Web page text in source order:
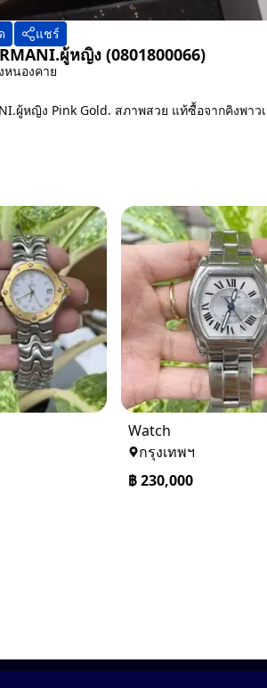
แชร์
ผู้หญิง​ (0801800066)
หนองคาย
ผู้หญิง​ Pink Gold. สภาพสวย​ แท้ซื้อจากคิงพาว
Watch
กรุงเทพฯ
฿230,000